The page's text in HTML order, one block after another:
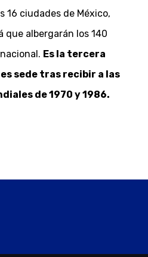
16 ciudades de México,
que albergarán los 140
Es la tercera
sede tras recibir a las
de 1970 y 1986.